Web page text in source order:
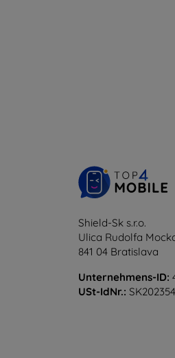
Shield-Sk s.r.o.
Ulica Rudolfa
841 04 Bratislava
Unternehmens-ID:
USt-IdNr.: